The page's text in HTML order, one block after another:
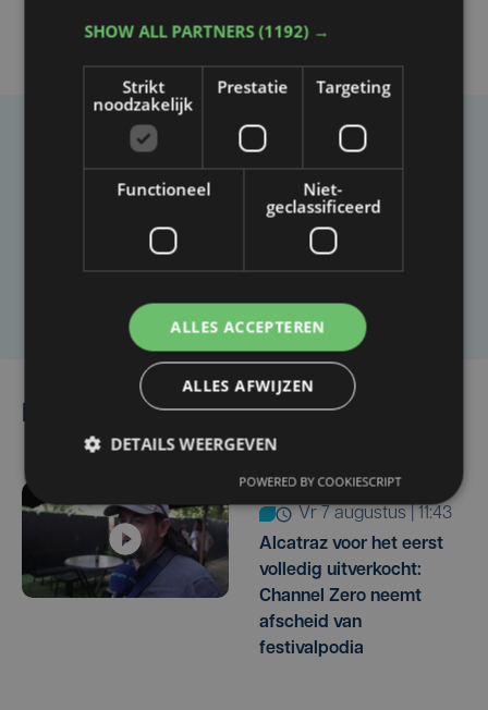
Taalfout opgemerkt?
Heb je een taal- of schrijffout opgemerkt in dit
artikel?
Lees ook
vr 7 augustus | 11:43
Alcatraz voor het eerst
volledig uitverkocht:
Channel Zero neemt
afscheid van
festivalpodia
SHOW ALL PARTNERS(1192) →
Strikt
noodzakelijk
Prestatie Targeting
Functioneel
Niet-
geclassificeerd
ALLES ACCEPTEREN
ALLES AFWIJZEN
DETAILS WEERGEVEN
POWERED BY COOKIESCRIPT